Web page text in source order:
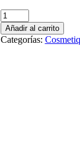
Cosmetiquera
Lápiz
Redonda
Lila
Añadir al carrito
Categorías: